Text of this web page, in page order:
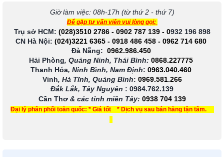
Giờ làm việc: 08h-17h (từ thứ 2 - thứ 7)
Để gặp tư vấn viên vui lòng gọi:
Trụ sở HCM: (028)3510 2786 - 0902 787 139- 0932 196 898
CN Hà Nội: (024)3221 6365 - 0918 486 458 - 0962 714 680
Đà Nẵng: 0962.986.450
Hải Phòng, Quảng Ninh, Thái Bình: 0868.227775
Thanh Hóa, Ninh Bình, Nam Định: 0963.040.460
Vinh, Hà Tĩnh, Quảng Bình: 0969.581.266
Đắk Lắk, Tây Nguyên : 0984.762.139
Cần Thơ & các tỉnh miền Tây: 0938 704 139
Đại lý phân phối toàn quốc: * Giá tốt * Dịch vụ sau bán hàng tận tâm.